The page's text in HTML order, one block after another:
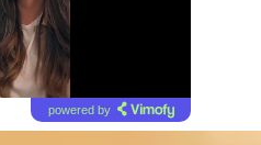
powered by